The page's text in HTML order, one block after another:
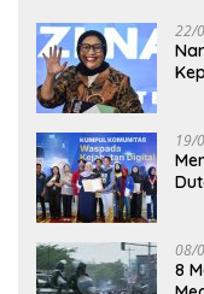
22/
19/
08/
8